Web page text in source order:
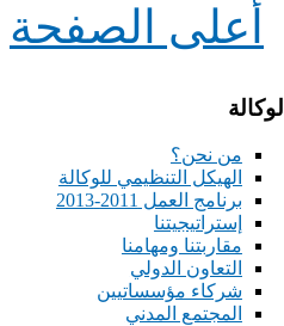
أعلى الصفحة
الوكالة
من نحن؟
الهيكل التنظيمي للوكالة
برنامج العمل 2011-2013
إستراتيجيتنا
مقاربتنا ومهامنا
التعاون الدولي
شركاء مؤسساتيين
المجتمع المدني